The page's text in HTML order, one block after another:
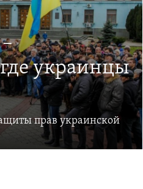
украинцы
прав украинской